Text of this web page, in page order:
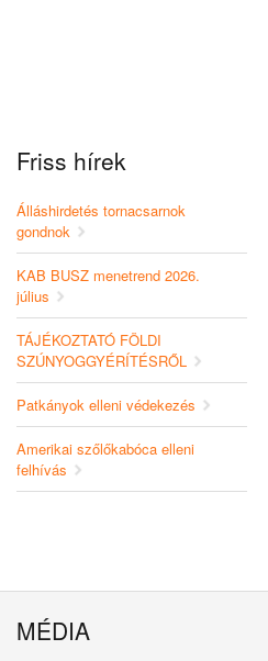
Friss hírek
Álláshirdetés tornacsarnok
gondnok
KAB BUSZ menetrend 2026.
július
TÁJÉKOZTATÓ FÖLDI
SZÚNYOGGYÉRÍTÉSRŐL
Patkányok elleni védekezés
Amerikai szőlőkabóca elleni
felhívás
MÉDIA